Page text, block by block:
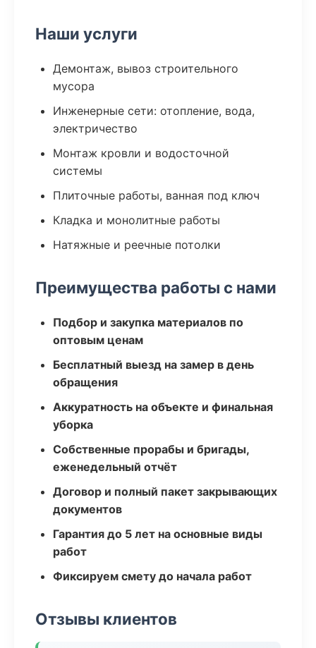
Наши услуги
Демонтаж, вывоз строительного
мусора
Инженерные сети: отопление, вода,
электричество
Монтаж кровли и водосточной
системы
Плиточные работы, ванная под ключ
Кладка и монолитные работы
Натяжные и реечные потолки
Преимущества работы с нами
Подбор и закупка материалов по
оптовым ценам
Бесплатный выезд на замер в день
обращения
Аккуратность на объекте и финальная
уборка
Собственные прорабы и бригады,
еженедельный отчёт
Договор и полный пакет закрывающих
документов
Гарантия до 5 лет на основные виды
работ
Фиксируем смету до начала работ
Отзывы клиентов